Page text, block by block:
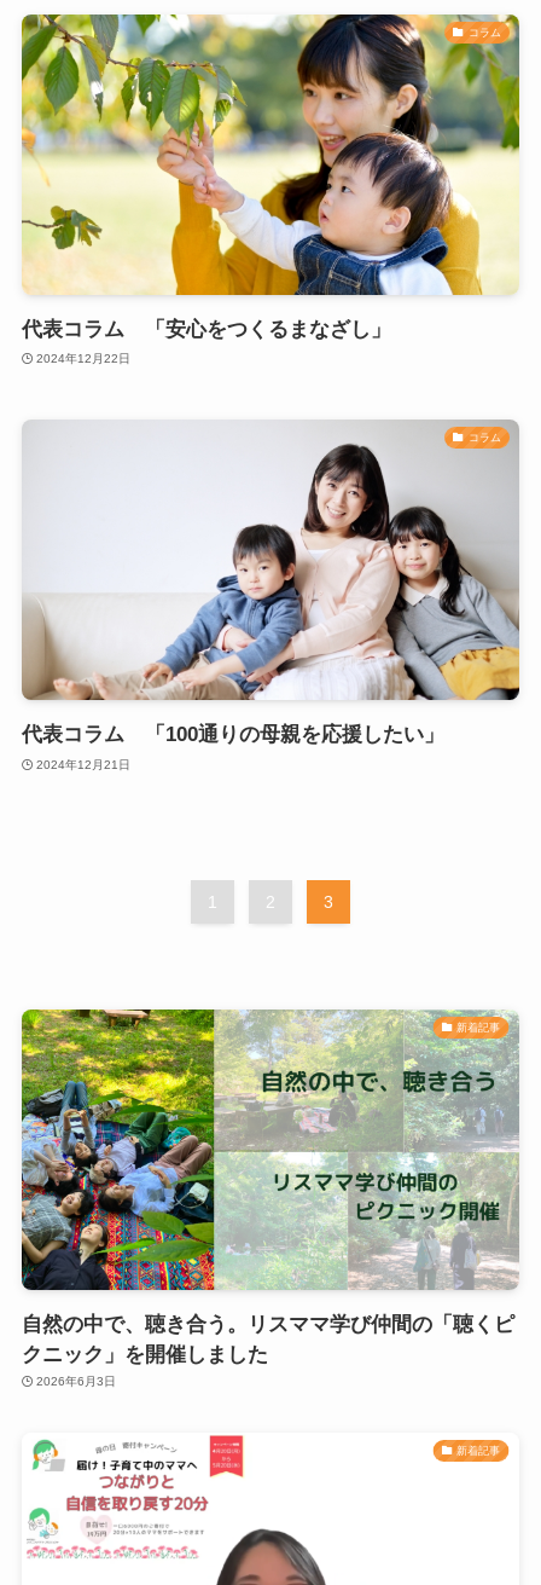
コラム
代表コラム 「安心をつくるまなざし」
2024年12月22日
コラム
代表コラム 「100通りの母親を応援したい」
2024年12月21日
1 2 3
新着記事
自然の中で、聴き合う。リスママ学び仲間の「聴くピ
クニック」を開催しました
2026年6月3日
新着記事